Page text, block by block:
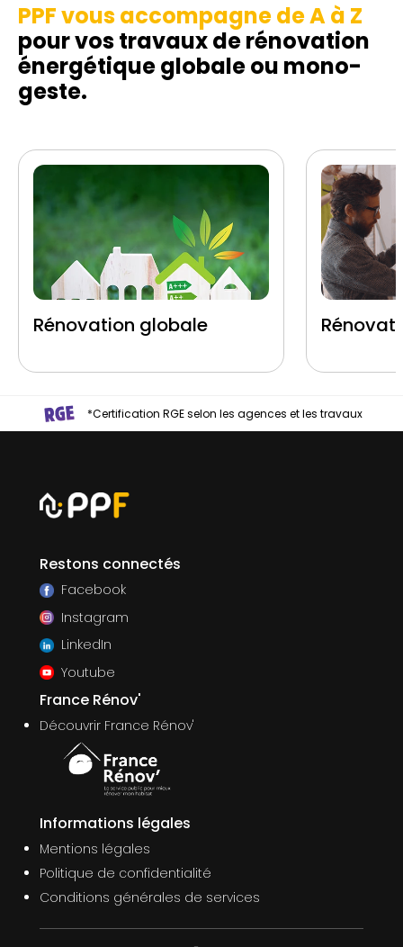
PPF vous accompagne de A à Z
pour vos travaux de rénovation
énergétique globale ou mono-
geste.
Rénovation globale
*Certification RGE selon les agences et les travaux
Restons connectés
Facebook
Instagram
LinkedIn
Youtube
France Rénov'
Découvrir France Rénov'
Informations légales
Mentions légales
Politique de confidentialité
Conditions générales de services